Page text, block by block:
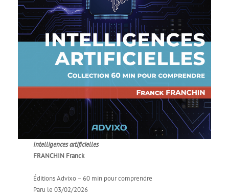
Intelligences artificielles
FRANCHIN Franck
Éditions Advixo – 60 min pour comprendre
Paru le 03/02/2026